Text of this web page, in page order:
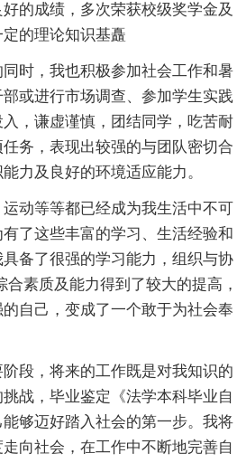
的成绩，多次荣获校级奖学金及
的理论知识基矗
时，我也积极参加社会工作和暑
或进行市场调查、参加学生实践
，谦虚谨慎，团结同学，吃苦耐
务，表现出较强的与团队密切合
力及良好的环境适应能力。
动等等都已经成为我生活中不可
了这些丰富的学习、生活经验和
备了很强的学习能力，组织与协
素质及能力得到了较大的提高，
自己，变成了一个敢于为社会奉
段，将来的工作既是对我知识的
战，毕业鉴定《法学本科毕业自
够迈好踏入社会的第一步。我将
向社会，在工作中不断地完善自